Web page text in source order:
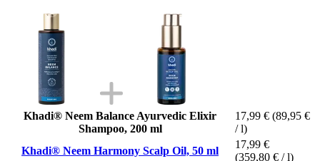
Khadi® Neem Balance Ayurvedic Elixir
Shampoo, 200 ml
17,99 € (89,95 €
/ l)
Khadi® Neem Harmony Scalp Oil, 50 ml
17,99 €
(359,80 € / l)